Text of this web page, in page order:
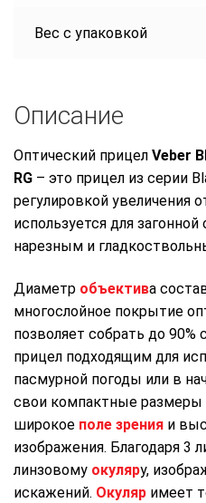
Вес с упаковкой
Описание
Оптический прицел Veber
RG – это прицел из серии
регулировкой увеличения
используется для
нарезным и
Диаметр объектива
многослойное покрытие
позволяет собрать до 90%
прицел подходящим для
пасмурной погоды или в
свои компактные
широкое поле зрения и
изображения. Благодаря 3
линзовому окуляру,
искажений. Окуляр имеет